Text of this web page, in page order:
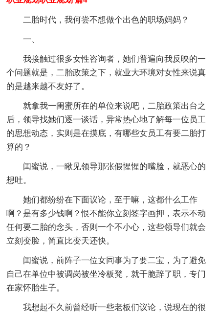
二胎时代，我何尝不想做个出色的职场妈妈？
一、
我接触过很多女性咨询者，她们普遍向我反映的一
个问题就是，二胎政策之下，就业大环境对女性来说真
的是越来越不友好了。
就拿我一闺蜜所在的单位来说吧，二胎政策出台之
后，领导找她们逐一谈话，异常热心地了解每一位员工
的思想动态，实则是在摸底，有哪些女员工有要二胎打
算的？
闺蜜说，一瞅见领导那张假惺惺的嘴脸，就恶心的
想吐。
她们都纷纷在下面议论，至于嘛，这都什么工作
啊？是有多少钱啊？恨不能你立刻签字画押，表示不动
任何要二胎的念头，否则一个不小心，这些领导们就会
立刻变脸，简直比变天还快。
闺蜜说，前阵子一位女同事为了要二宝，为了避免
自己在单位中被调岗被坐冷板凳，就干脆辞了职，专门
在家怀胎生子。
我想起不久前曾经听一些老板们议论，说现在的很